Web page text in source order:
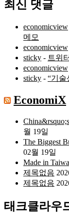
최신 댓글
economicview
메모
economicview
sticky - 트위
economicview
sticky - “기술
EconomiX
월 19일
The Biggest
02월 19일
Made in
제목없음
제목없음
태크클라우